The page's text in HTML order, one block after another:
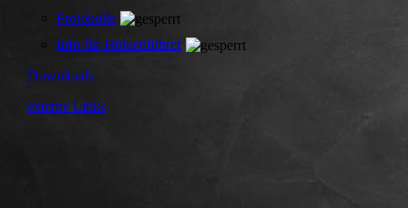
Protokolle
Info für Höhlenführer
Downloads
externe Links